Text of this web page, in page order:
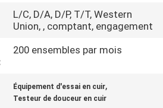
L/C, D/A, D/P, T/T, Western
Union, , comptant, engagement
200 ensembles par mois
Équipement d'essai en cuir,
Testeur de douceur en cuir